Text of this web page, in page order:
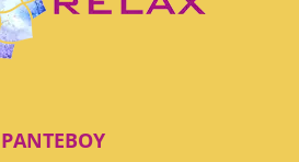
ΡΑΝΤΕΒΟΎ